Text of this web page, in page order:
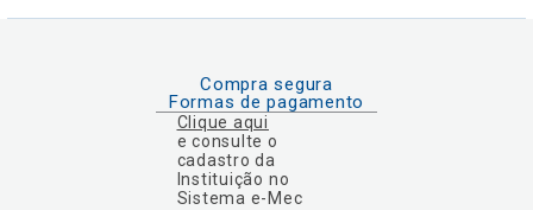
Compra segura
Formas de pagamento
Clique aqui
e consulte o
cadastro da
Instituição no
Sistema e-Mec